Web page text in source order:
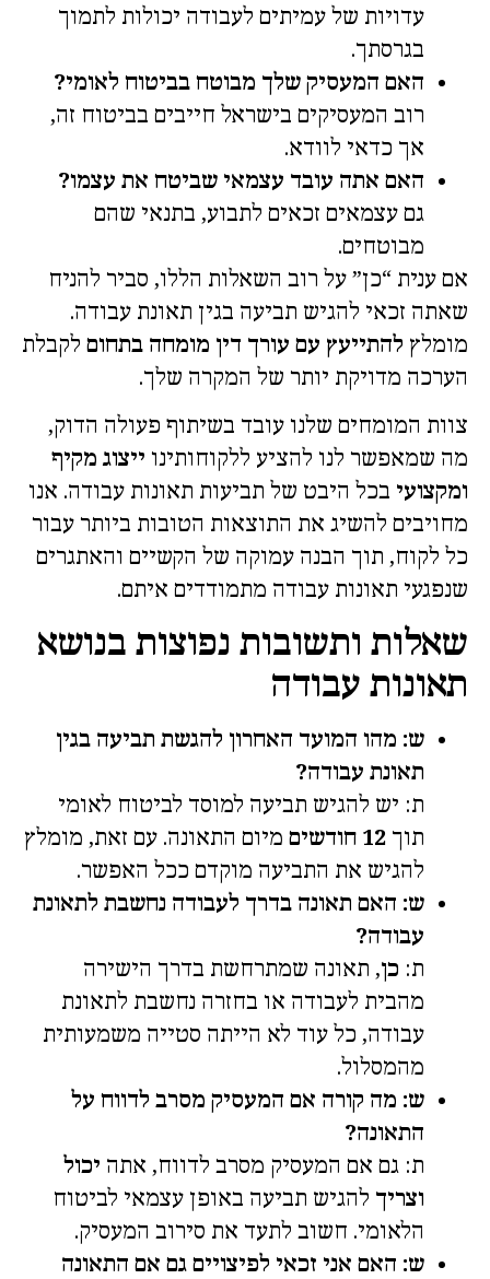
עדויות של עמיתים לעבודה יכולות לתמוך
בגרסתך.
האם המעסיק שלך מבוטח בביטוח לאומי?
רוב המעסיקים בישראל חייבים בביטוח זה,
אך כדאי לוודא.
האם אתה עובד עצמאי שביטח את עצמו?
גם עצמאים זכאים לתבוע, בתנאי שהם
מבוטחים.
אם ענית “כן” על רוב השאלות הללו, סביר להניח
שאתה זכאי להגיש תביעה בגין תאונת עבודה.
מומלץ להתייעץ עם עורך דין מומחה בתחום לקבלת
הערכה מדויקת יותר של המקרה שלך.
צוות המומחים שלנו עובד בשיתוף פעולה הדוק,
מה שמאפשר לנו להציע ללקוחותינו ייצוג מקיף
ומקצועי בכל היבט של תביעות תאונות עבודה. אנו
מחויבים להשיג את התוצאות הטובות ביותר עבור
כל לקוח, תוך הבנה עמוקה של הקשיים והאתגרים
שנפגעי תאונות עבודה מתמודדים איתם.
שאלות ותשובות נפוצות בנושא
תאונות עבודה
ש: מהו המועד האחרון להגשת תביעה בגין
תאונת עבודה?
ת: יש להגיש תביעה למוסד לביטוח לאומי
תוך 12 חודשים
מיום התאונה. עם זאת, מומלץ
להגיש את התביעה מוקדם ככל האפשר.
ש: האם תאונה בדרך לעבודה נחשבת לתאונת
עבודה?
ת: כן, תאונה שמתרחשת בדרך הישירה
מהבית לעבודה או בחזרה נחשבת לתאונת
עבודה, כל עוד לא הייתה סטייה משמעותית
מהמסלול.
ש: מה קורה אם המעסיק מסרב לדווח על
התאונה?
ת: גם אם המעסיק מסרב לדווח, אתה יכול
וצריך להגיש תביעה באופן עצמאי לביטוח
הלאומי. חשוב לתעד את סירוב המעסיק.
ש: האם אני זכאי לפיצויים גם אם התאונה